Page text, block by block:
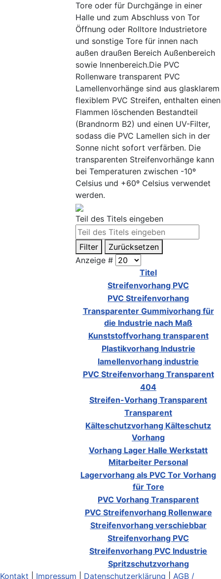
Tore oder für Durchgänge in einer
Halle und zum Abschluss von Tor
Öffnung oder Rolltore Industrietore
und sonstige Tore für innen nach
außen draußen Bereich Außenbereich
sowie Innenbereich.Die PVC
Rollenware transparent PVC
Lamellenvorhänge sind aus glasklarem
flexiblem PVC Streifen, enthalten einen
Flammen löschenden Bestandteil
(Brandnorm B2) und einen UV-Filter,
sodass die PVC Lamellen sich in der
Sonne nicht sofort verfärben. Die
transparenten Streifenvorhänge kann
bei Temperaturen zwischen -10º
Celsius und +60º Celsius verwendet
werden.
Teil des Titels eingeben
Filter
Zurücksetzen
Anzeige #
Titel
Streifenvorhang PVC
PVC Streifenvorhang
Transparenter Gummivorhang für
die Industrie nach Maß
Kunststoffvorhang transparent
Plastikvorhang Industrie
lamellenvorhang industrie
PVC Streifenvorhang Transparent
404
Streifen-Vorhang Transparent
Transparent
Kälteschutzvorhang Kälteschutz
Vorhang
Vorhang Lager Halle Werkstatt
Mitarbeiter Personal
Lagervorhang als PVC Tor Vorhang
für Tore
PVC Vorhang Transparent
PVC Streifenvorhang Rollenware
Streifenvorhang verschiebbar
Streifenvorhang PVC
Streifenvorhang PVC Industrie
Spritzschutzvorhang
Kontakt
Impressum Datenschutzerklärung AGB /